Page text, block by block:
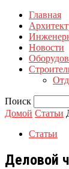
Главная
Новости
Поиск
Домой Статьи
Статьи
Деловой